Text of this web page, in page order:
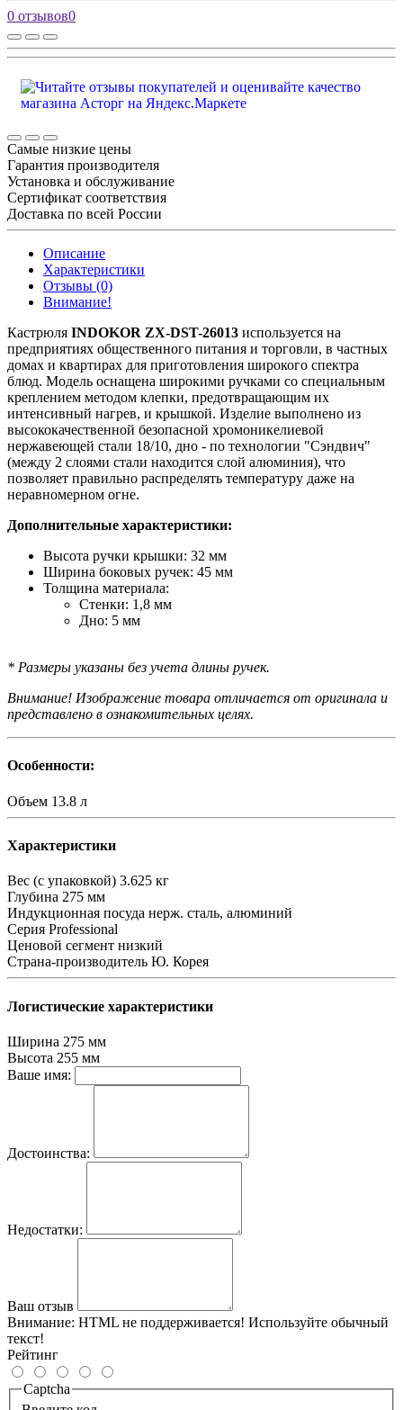
0 отзывов0
Самые низкие цены
Гарантия производителя
Установка и обслуживание
Сертификат соответствия
Доставка по всей России
Описание
Характеристики
Отзывы (0)
Внимание!
Кастрюля INDOKOR ZX-DST-26013 используется на
предприятиях общественного питания и торговли, в частных
домах и квартирах для приготовления широкого спектра
блюд. Модель оснащена широкими ручками со специальным
креплением методом клепки, предотвращающим их
интенсивный нагрев, и крышкой. Изделие выполнено из
высококачественной безопасной хромоникелиевой
нержавеющей стали 18/10, дно - по технологии "Сэндвич"
(между 2 слоями стали находится слой алюминия), что
позволяет правильно распределять температуру даже на
неравномерном огне.
Дополнительные характеристики:
Высота ручки крышки: 32 мм
Ширина боковых ручек: 45 мм
Толщина материала:
Стенки: 1,8 мм
Дно: 5 мм
* Размеры указаны без учета длины ручек.
Внимание! Изображение товара отличается от оригинала и
представлено в ознакомительных целях.
Особенности:
Объем 13.8 л
Характеристики
Вес (с упаковкой) 3.625 кг
Глубина 275 мм
Индукционная посуда нерж. сталь, алюминий
Серия Professional
Ценовой сегмент низкий
Страна-производитель Ю. Корея
Логистические характеристики
Ширина 275 мм
Высота 255 мм
Ваше имя:
Достоинства:
Недостатки:
Ваш отзыв
Внимание: HTML не поддерживается! Используйте обычный
текст!
Рейтинг
Captcha